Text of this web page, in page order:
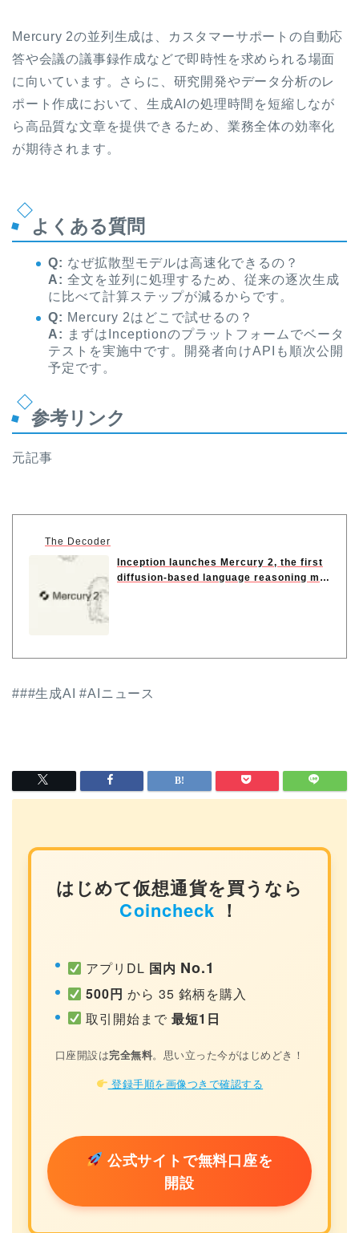
Mercury 2の並列生成は、カスタマーサポートの自動応
答や会議の議事録作成などで即時性を求められる場面
に向いています。さらに、研究開発やデータ分析のレ
ポート作成において、生成AIの処理時間を短縮しなが
ら高品質な文章を提供できるため、業務全体の効率化
が期待されます。
よくある質問
Q: なぜ拡散型モデルは高速化できるの？
A: 全文を並列に処理するため、従来の逐次生成
に比べて計算ステップが減るからです。
Q: Mercury 2はどこで試せるの？
A: まずはInceptionのプラットフォームでベータ
テストを実施中です。開発者向けAPIも順次公開
予定です。
参考リンク
元記事
The Decoder
Inception launches Mercury 2, the first
diffusion-based language reasoning mo
###生成AI #AIニュース
はじめて仮想通貨を買うなら
Coincheck ！
アプリDL 国内 No.1
500円 から 35 銘柄を購入
取引開始まで最短1日
口座開設は完全無料。思い立った今がはじめどき！
登録手順を画像つきで確認する
公式サイトで無料口座を
開設